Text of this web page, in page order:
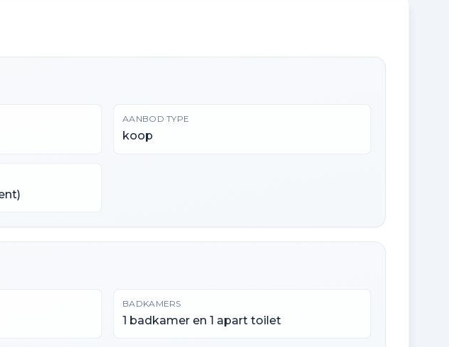
AANBOD TYPE
koop
BADKAMERS
1 badkamer en 1 apart toilet